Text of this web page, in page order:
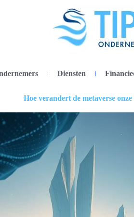
Diensten
Hoe verandert de metaverse